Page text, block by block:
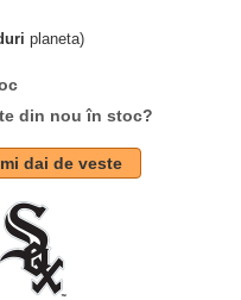
planeta)
din nou în stoc?
dai de veste